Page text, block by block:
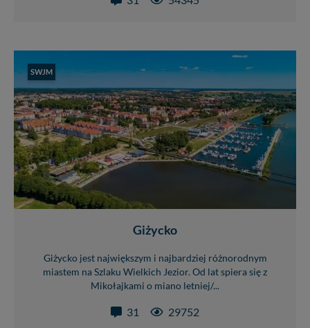
SWJM
Giżycko
Giżycko jest największym i najbardziej różnorodnym
miastem na Szlaku Wielkich Jezior. Od lat spiera się z
Mikołajkami o miano letniej/...
31 29752